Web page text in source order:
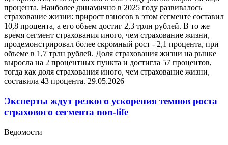
процента. Наиболее динамично в 2025 году развивалось
страхование жизни: прирост взносов в этом сегменте составил
10,8 процента, а его объем достиг 2,3 трлн рублей. В то же
время сегмент страхования иного, чем страхование жизни,
продемонстрировал более скромный рост - 2,1 процента, при
объеме в 1,7 трлн рублей. Доля страхования жизни на рынке
выросла на 2 процентных пункта и достигла 57 процентов,
тогда как доля страхования иного, чем страхование жизни,
составила 43 процента. 29.05.2026
Эксперты ждут резкого ускорения темпов роста
страхового сегмента non-life
Ведомости